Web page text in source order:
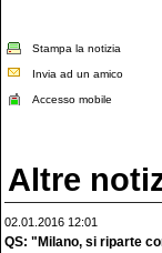
Stampa la notizia
Invia ad un amico
Accesso mobile
Altre
02.01.2016 12:01
QS: "Milano, si riparte